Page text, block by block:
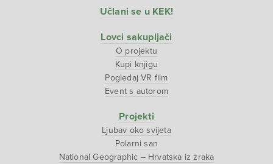
Učlani se u KEK!
Lovci sakupljači
O projektu
Kupi knjigu
Pogledaj VR film
Event s autorom
Projekti
Ljubav oko svijeta
Polarni san
National Geographic – Hrvatska iz zraka